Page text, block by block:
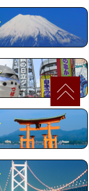
円
円
円
円
円